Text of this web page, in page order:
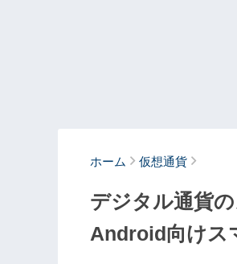
ホーム 仮想通貨
デジタル通貨
Android向けス